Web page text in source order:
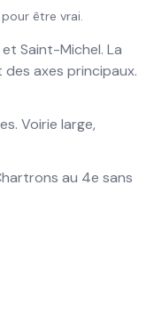
être vrai.
Saint-Michel. La
axes principaux.
Voirie large,
au 4e sans